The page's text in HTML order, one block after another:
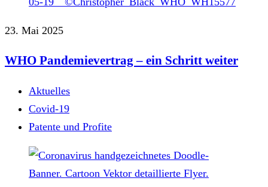
23. Mai 2025
WHO Pandemievertrag – ein Schritt weiter
Aktuelles
Covid-19
Patente und Profite